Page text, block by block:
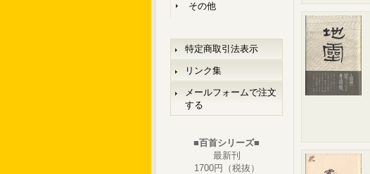
その他
特定商取引法表示
リンク集
メールフォームで注文
する
■百首シリーズ■
最新刊
1700円（税抜）